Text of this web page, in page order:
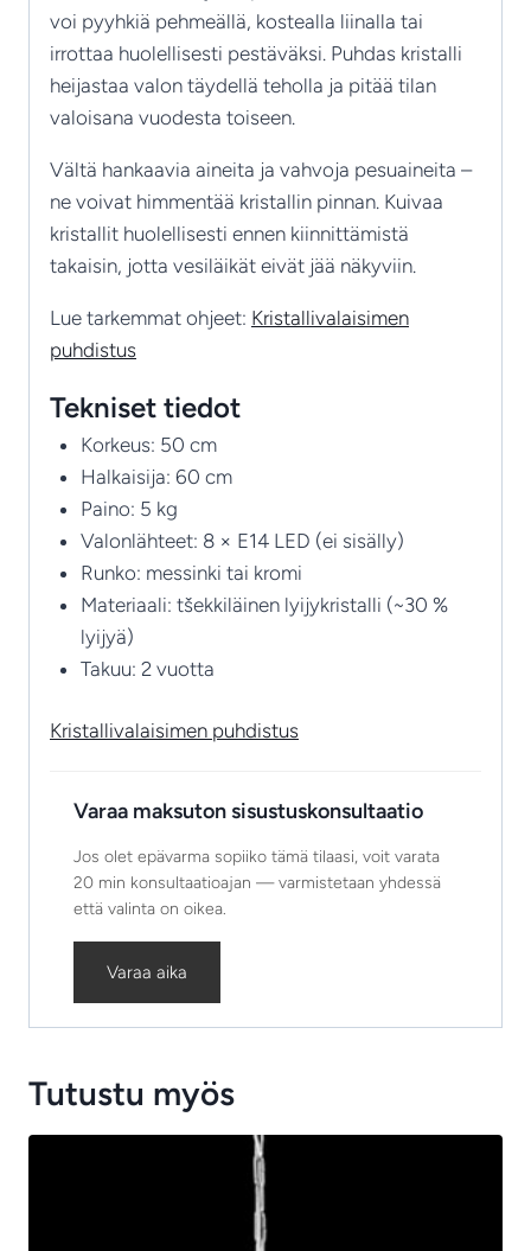
voi pyyhkiä pehmeällä, kostealla liinalla tai
irrottaa huolellisesti pestäväksi. Puhdas kristalli
heijastaa valon täydellä teholla ja pitää tilan
valoisana vuodesta toiseen.
Vältä hankaavia aineita ja vahvoja pesuaineita –
ne voivat himmentää kristallin pinnan. Kuivaa
kristallit huolellisesti ennen kiinnittämistä
takaisin, jotta vesiläikät eivät jää näkyviin.
Lue tarkemmat ohjeet: Kristallivalaisimen
puhdistus
Tekniset tiedot
Korkeus: 50 cm
Halkaisija: 60 cm
Paino: 5 kg
Valonlähteet: 8 × E14 LED (ei sisälly)
Runko: messinki tai kromi
Materiaali: tšekkiläinen lyijykristalli (~30 %
lyijyä)
Takuu: 2 vuotta
Kristallivalaisimen puhdistus
Varaa maksuton sisustuskonsultaatio
Jos olet epävarma sopiiko tämä tilaasi, voit varata
20 min konsultaatioajan — varmistetaan yhdessä
että valinta on oikea.
Varaa aika
Tutustu myös